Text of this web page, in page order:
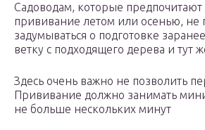
Садоводам, которые предпочитают
прививание летом или осенью, не
задумываться о подготовке
ветку с подходящего дерева и тут
Здесь очень важно не позволить
Прививание должно занимать
не больше нескольких минут